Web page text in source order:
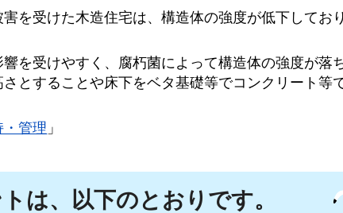
を受けた木造住宅は、構造体の強度が低下してお
を受けやすく、腐朽菌によって構造体の強度が落
とすることや床下をベタ基礎等でコンクリート等
・管理 」
は、以下のとおりです。